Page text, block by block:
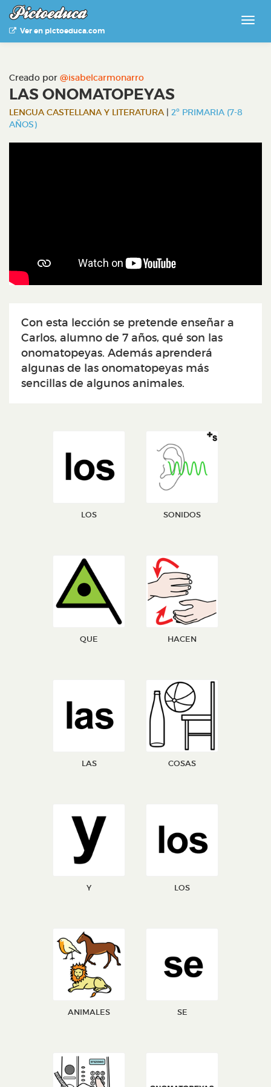
Ver en pictoeduca.com
Creado por @isabelcarmonarro
LAS ONOMATOPEYAS
LENGUA CASTELLANA Y LITERATURA| 2º PRIMARIA (7-8
AÑOS)
Con esta lección se pretende enseñar a
Carlos, alumno de 7 años, qué son las
onomatopeyas. Además aprenderá
algunas de las onomatopeyas más
sencillas de algunos animales.
LOS SONIDOS
QUE HACEN
LAS COSAS
Y LOS
ANIMALES SE